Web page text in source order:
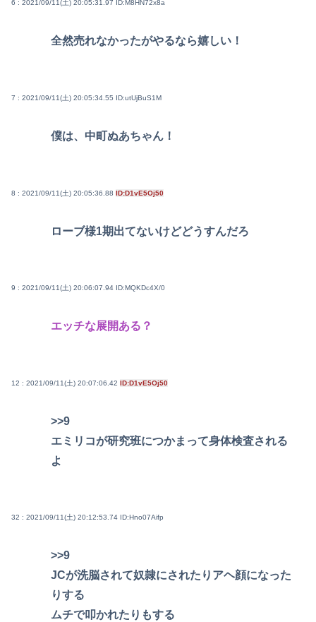
6 : 2021/09/11(土) 20:05:31.97 ID:M8HN72x8a
全然売れなかったがやるなら嬉しい！
7 : 2021/09/11(土) 20:05:34.55 ID:utUjBuS1M
僕は、中町ぬあちゃん！
8 : 2021/09/11(土) 20:05:36.88 ID:D1vE5Oj50
ローブ様1期出てないけどどうすんだろ
9 : 2021/09/11(土) 20:06:07.94 ID:MQKDc4X/0
エッチな展開ある？
12 : 2021/09/11(土) 20:07:06.42 ID:D1vE5Oj50
>>9
エミリコが研究班につかまって身体検査される
よ
32 : 2021/09/11(土) 20:12:53.74 ID:Hno07Aifp
>>9
JCが洗脳されて奴隷にされたりアヘ顔になった
りする
ムチで叩かれたりもする